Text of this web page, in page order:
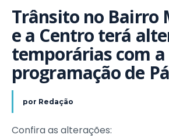
Trânsito no Bairro
e a Centro terá
temporárias com a
programação de
por Redação
Confira as alterações: